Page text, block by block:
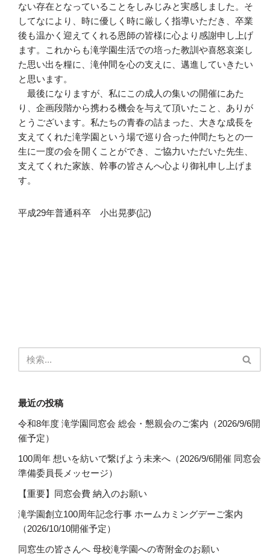
ない存在となっていることをしみじみと実感しました。そ
してなにより、時に優しく時に厳しく指導いただき、卒業
後も温かく迎えてくれる恩師の皆様に心より感謝申し上げ
ます。これからも滝学園生活での培った教訓や喜怒哀楽し
た思い出を糧に、滝仲間を心の支えに、邁進していきたい
と思います。
最後になりますが、私にこの成人の集いの開催にあた
り、企画段階から携わる機会を与えて頂いたこと、ありが
とうございます。私たちの青春の詰まった、大きな成長を
支えてくれた滝学園という場で巡り合った仲間たちとの一
生に一度の会を開くことができ、ご協力いただいた先生、
支えてくれた家族、幹事の皆さんへ心より御礼申し上げま
す。
平成29年普通科卒 小出晃夢(記)
最近の投稿
令和8年度 滝学園同窓会 総会・懇親会のご案内（2026/9/6開
催予定）
100周年 想いを紡いで繋げよう未来へ（2026/9/6開催 同窓会
準備委員長メッセージ）
【重要】同窓会費 納入のお願い
滝学園創立100周年記念行事 ホームカミングデーご案内
（2026/10/10開催予定）
同窓生の皆さんへ 母校滝学園への寄附金のお願い